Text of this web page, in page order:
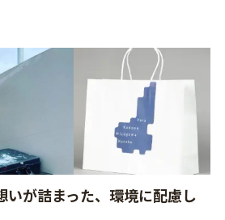
いが詰まった、環境に配慮し